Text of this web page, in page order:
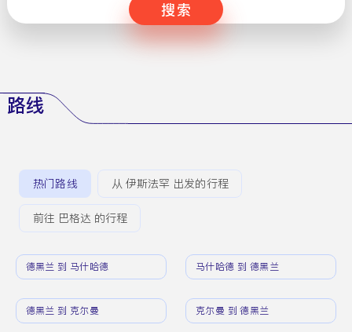
搜索
路线
热门路线 从 伊斯法罕 出发的行程
前往 巴格达 的行程
德黑兰 到 马什哈德 马什哈德 到 德黑兰
德黑兰 到 克尔曼 克尔曼 到 德黑兰